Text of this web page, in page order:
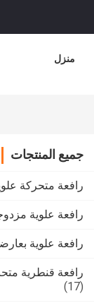
منزل
جميع المنتجات
رافعة متحركة
رافعة علوية
رافعة علوية
رافعة قنطرية
(17)